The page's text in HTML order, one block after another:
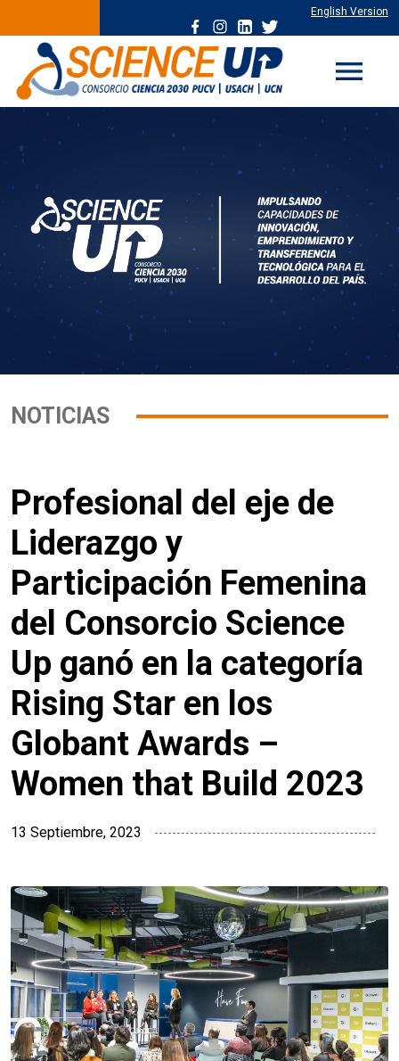
English Version
menu
NOTICIAS
Profesional del eje de
Liderazgo y
Participación Femenina
del Consorcio Science
Up ganó en la categoría
Rising Star en los
Globant Awards –
Women that Build 2023
13 Septiembre, 2023